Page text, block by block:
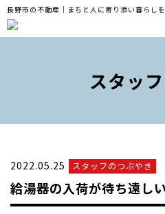
長野市の不動産｜まちと人に寄り添い暮らしを
おすす
スタッフ
アク
スタッ
2022.05.25 スタッフのつぶやき
給湯器の入荷が待ち遠しい